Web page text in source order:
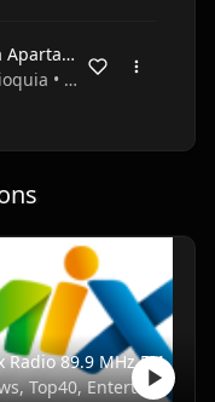
Emisora Alcaldía Apartadó
• Apartadó • Antioquia • Colombia
Radio 89.9 MHz FM
News, Top40, Entertainment